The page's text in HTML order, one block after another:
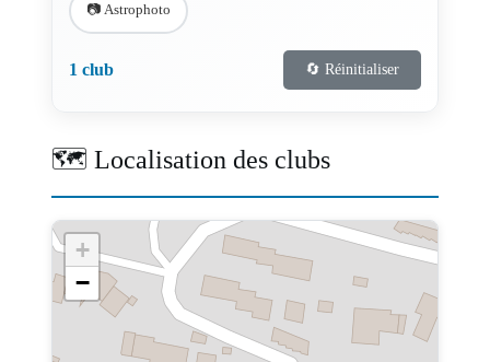
📷 Astrophoto
1 club 🔄 Réinitialiser
🗺️ Localisation des clubs
+
−